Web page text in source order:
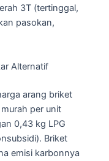
3T (tertinggal,
pasokan,
Alternatif
arang briket
per unit
0,43 kg LPG
Briket
emisi karbonnya